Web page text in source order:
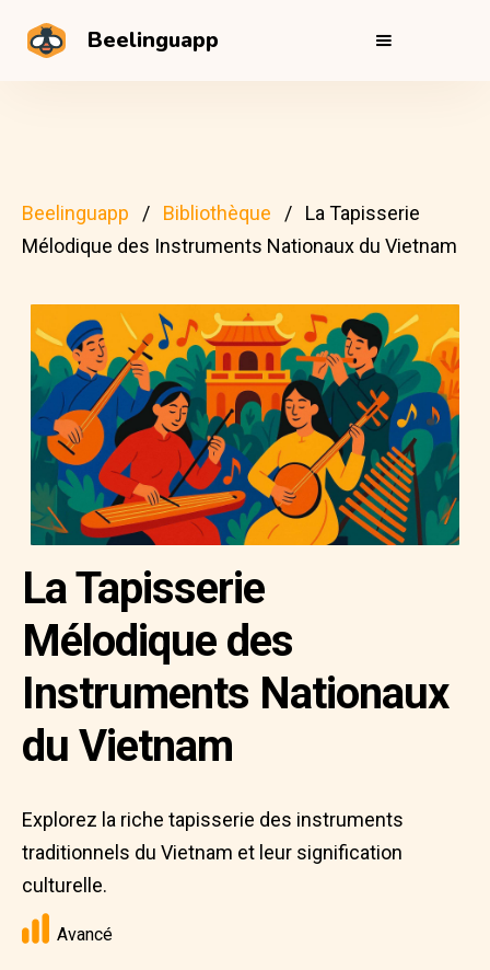
Beelinguapp
Beelinguapp Bibliothèque
La Tapisserie
Mélodique des Instruments Nationaux du Vietnam
La Tapisserie
Mélodique des
Instruments Nationaux
du Vietnam
Explorez la riche tapisserie des instruments
traditionnels du Vietnam et leur signification
culturelle.
Avancé